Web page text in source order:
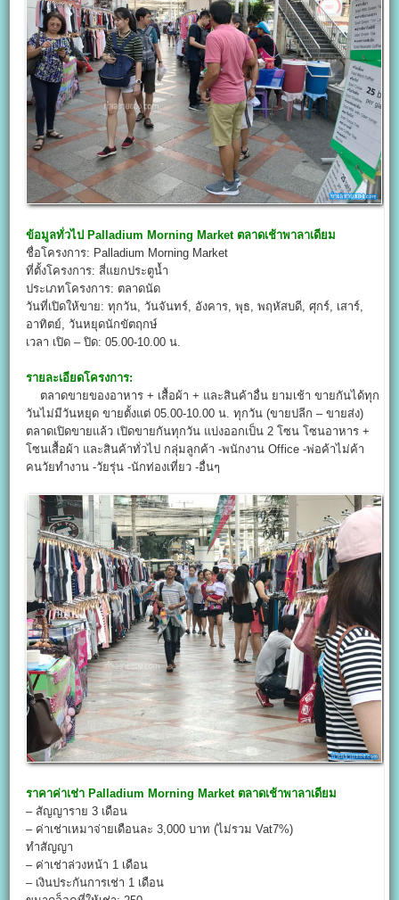
ข้อมูลทั่วไป Palladium Morning Market ตลาดเช้าพาลาเดียม
ชื่อโครงการ: Palladium Morning Market
ที่ตั้งโครงการ: สี่แยกประตูน้ำ
ประเภทโครงการ: ตลาดนัด
วันที่เปิดให้ขาย: ทุกวัน, วันจันทร์, อังคาร, พุธ, พฤหัสบดี, ศุกร์, เสาร์,
อาทิตย์, วันหยุดนักขัตฤกษ์
เวลา เปิด – ปิด: 05.00-10.00 น.
รายละเอียดโครงการ:
ตลาดขายของอาหาร + เสื้อผ้า + และสินค้าอื่น ยามเช้า ขายกันได้ทุก
วันไม่มีวันหยุด ขายตั้งแต่ 05.00-10.00 น. ทุกวัน (ขายปลีก – ขายส่ง)
ตลาดเปิดขายแล้ว เปิดขายกันทุกวัน แบ่งออกเป็น 2 โซน โซนอาหาร +
โซนเสื้อผ้า และสินค้าทั่วไป กลุ่มลูกค้า -พนักงาน Office -พ่อค้าไม่ค้า
คนวัยทำงาน -วัยรุ่น -นักท่องเที่ยว -อื่นๆ
ราคาค่าเช่า Palladium Morning Market ตลาดเช้าพาลาเดียม
– สัญญาราย 3 เดือน
– ค่าเช่าเหมาจ่ายเดือนละ 3,000 บาท (ไม่รวม Vat7%)
ทำสัญญา
– ค่าเช่าล่วงหน้า 1 เดือน
– เงินประกันการเช่า 1 เดือน